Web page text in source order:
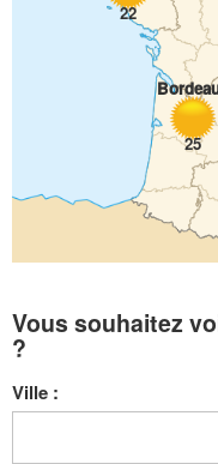
22
25
Vous souhaitez
?
Ville :